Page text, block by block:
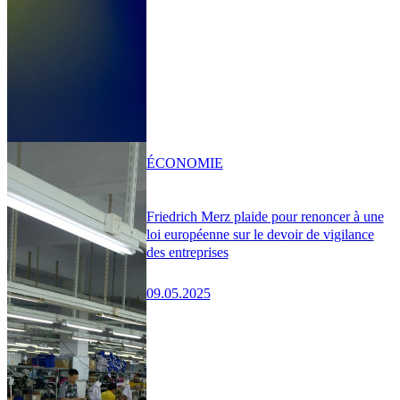
Friedrich Merz plaide pour renoncer à une
loi européenne sur le devoir de vigilance
des entreprises
09.05.2025
ÉCONOMIE